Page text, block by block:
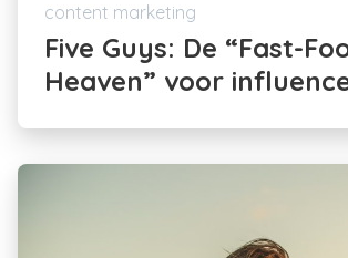
content marketing
Five Guys: De “Fast-
Heaven” voor